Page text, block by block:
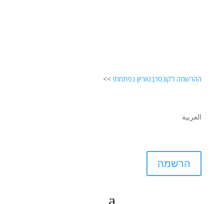
ההרשמה לקונסרבטוריון נפתחת!>>
العربية
הרשמה